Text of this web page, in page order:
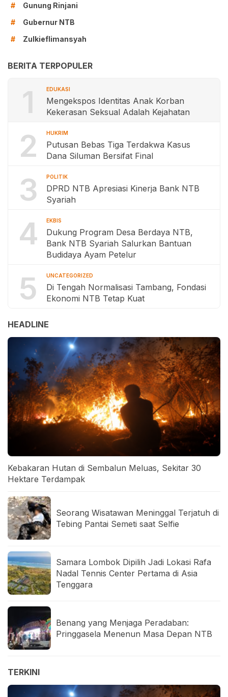
#
Gunung Rinjani
#
Gubernur NTB
#
Zulkieflimansyah
BERITA TERPOPULER
1 EDUKASI
Mengekspos Identitas Anak Korban
Kekerasan Seksual Adalah Kejahatan
2 HUKRIM
Putusan Bebas Tiga Terdakwa Kasus
Dana Siluman Bersifat Final
3 POLITIK
DPRD NTB Apresiasi Kinerja Bank NTB
Syariah
4 EKBIS
Dukung Program Desa Berdaya NTB,
Bank NTB Syariah Salurkan Bantuan
Budidaya Ayam Petelur
5 UNCATEGORIZED
Di Tengah Normalisasi Tambang, Fondasi
Ekonomi NTB Tetap Kuat
HEADLINE
Kebakaran Hutan di Sembalun Meluas, Sekitar 30
Hektare Terdampak
Seorang Wisatawan Meninggal Terjatuh di
Tebing Pantai Semeti saat Selfie
Samara Lombok Dipilih Jadi Lokasi Rafa
Nadal Tennis Center Pertama di Asia
Tenggara
Benang yang Menjaga Peradaban:
Pringgasela Menenun Masa Depan NTB
TERKINI